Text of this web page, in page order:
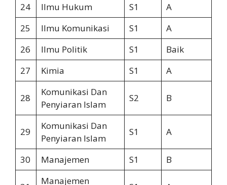
24
Ilmu Hukum S1
A
25
Ilmu Komunikasi S1
A
26
Ilmu Politik S1
Baik
27
Kimia S1 A
28
Komunikasi Dan
Penyiaran Islam
S2 B
29
Komunikasi Dan
Penyiaran Islam
S1 A
30 Manajemen S1 B
Manajemen